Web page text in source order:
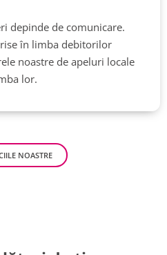
depinde de comunicare.
în limba debitorilor
noastre de apeluri locale
lor.
NOASTRE